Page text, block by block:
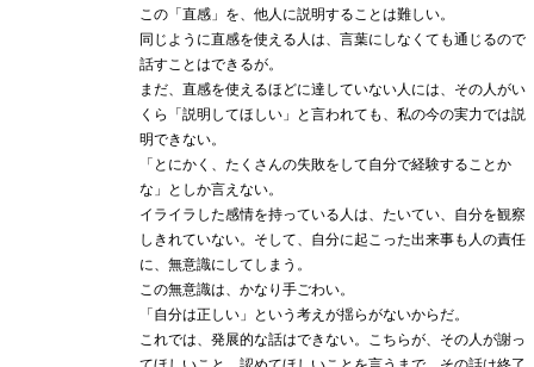
この「直感」を、他人に説明することは難しい。
同じように直感を使える人は、言葉にしなくても通じるので
話すことはできるが。
まだ、直感を使えるほどに達していない人には、その人がい
くら「説明してほしい」と言われても、私の今の実力では説
明できない。
「とにかく、たくさんの失敗をして自分で経験することか
な」としか言えない。
イライラした感情を持っている人は、たいてい、自分を観察
しきれていない。そして、自分に起こった出来事も人の責任
に、無意識にしてしまう。
この無意識は、かなり手ごわい。
「自分は正しい」という考えが揺らがないからだ。
これでは、発展的な話はできない。こちらが、その人が謝っ